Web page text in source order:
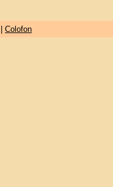
Colofon